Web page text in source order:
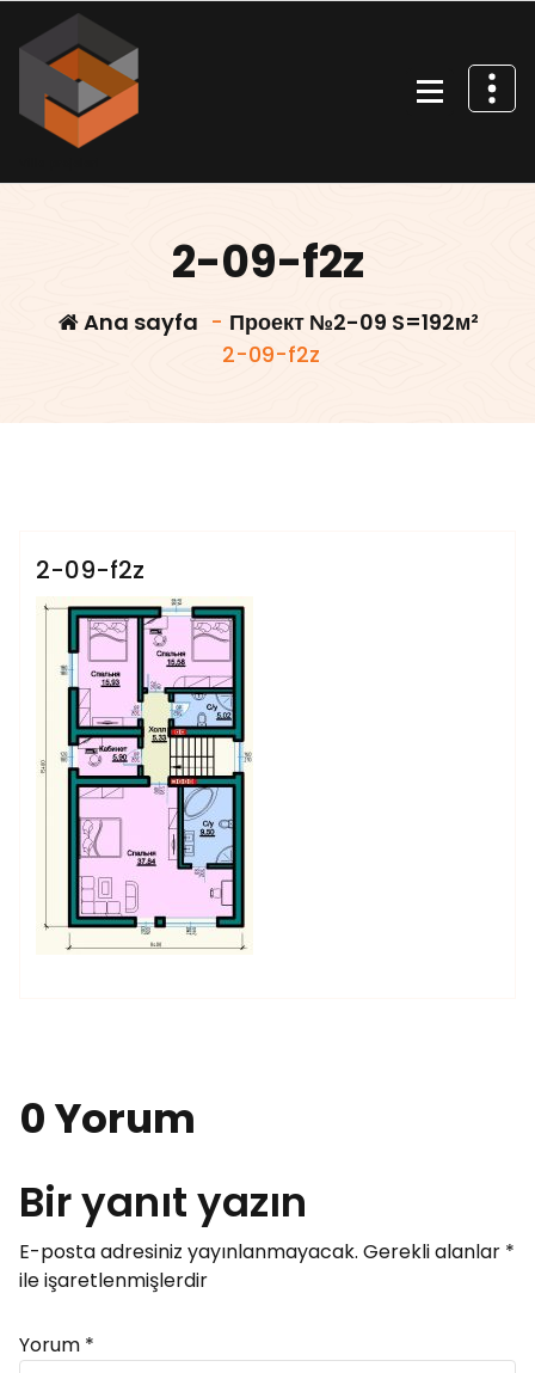
geç
2-09-f2z
Ana sayfa - Проект №2-09 S=192м²
2-09-f2z
2-09-f2z
0 Yorum
Bir yanıt yazın
E-posta adresiniz yayınlanmayacak. Gerekli alanlar *
ile işaretlenmişlerdir
Yorum *